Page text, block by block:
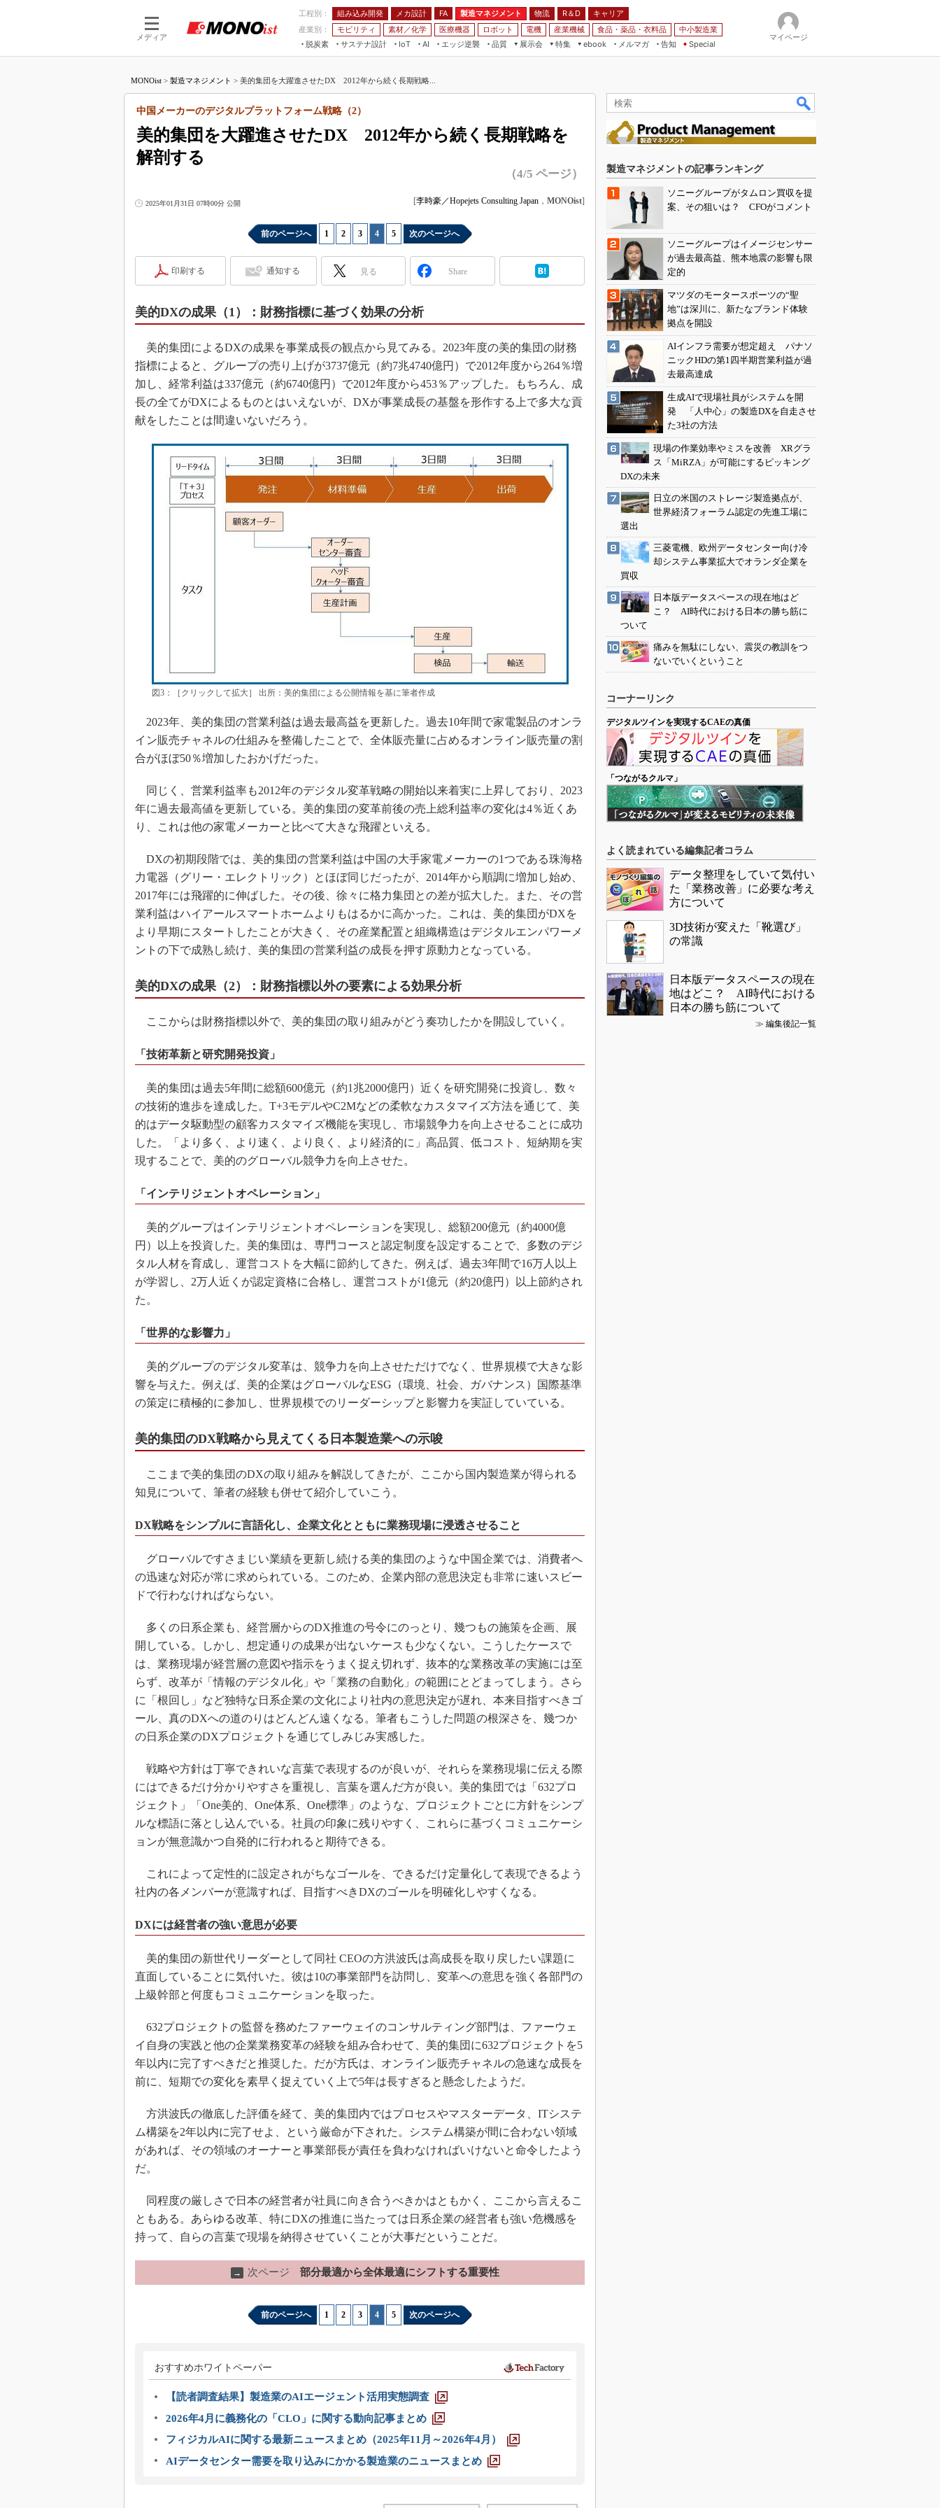
メディア
工程別： 組み込み開発 メカ設計 FA 製造マネジメント 物流 R＆D
キャリア
産業別：
モビリティ 素材／化学 医療機器 ロボット 電機 産業機械 食品・薬品・衣料品
中小製造業
脱炭素
サステナ設計
IoT
つながる工場
AI
AI×設備保全
エッジ逆襲 品質
展示会
JIMTOF
IIFES
TECHNO-FRONTIER
スマート工場EXPO
日本ものづくりワールド
AUTOMOTIVE WORLD
産業オープンネット展
特集
つながるクルマ
フィールドサービス
Windows Embedded
ISO26262
3Dプリンタ
デジタルツインとCAE
S＆OP
インダストリー4.0
イノベーション
メイドインジャパン
知財マネジメント
ebook
モビリティ
メルマガ
告知 Special
マイページ
MONOist > 製造マネジメント > 美的集団を大躍進させたDX 2012年から続く長期戦略...
美的集団を大躍進させたDX 2012年から続く長期戦略を
解剖する
中国メーカーのデジタルプラットフォーム戦略（2）
（4/5 ページ）
2025年01月31日 07時00分 公開 [李時豪／Hopejets Consulting Japan ， MONOist]
前のページへ 1 2 3 4 5 次のページへ
印刷する 通知する 見る Share
美的DXの成果（1）：財務指標に基づく効果の分析
美的集団によるDXの成果を事業成長の観点から見てみる。2023年度の美的集団の財務
指標によると、グループの売り上げが3737億元（約7兆4740億円）で2012年度から264％増
加し、経常利益は337億元（約6740億円）で2012年度から453％アップした。もちろん、成
長の全てがDXによるものとはいえないが、DXが事業成長の基盤を形作する上で多大な貢
献をしたことは間違いないだろう。
図3：［クリックして拡大］ 出所：美的集団による公開情報を基に筆者作成
2023年、美的集団の営業利益は過去最高益を更新した。過去10年間で家電製品のオンラ
イン販売チャネルの仕組みを整備したことで、全体販売量に占めるオンライン販売量の割
合がほぼ50％増加したおかげだった。
同じく、営業利益率も2012年のデジタル変革戦略の開始以来着実に上昇しており、2023
年に過去最高値を更新している。美的集団の変革前後の売上総利益率の変化は4％近くあ
り、これは他の家電メーカーと比べて大きな飛躍といえる。
DXの初期段階では、美的集団の営業利益は中国の大手家電メーカーの1つである珠海格
力電器（グリー・エレクトリック）とほぼ同じだったが、2014年から順調に増加し始め、
2017年には飛躍的に伸ばした。その後、徐々に格力集団との差が拡大した。また、その営
業利益はハイアールスマートホームよりもはるかに高かった。これは、美的集団がDXを
より早期にスタートしたことが大きく、その産業配置と組織構造はデジタルエンパワーメ
ントの下で成熟し続け、美的集団の営業利益の成長を押す原動力となっている。
美的DXの成果（2）：財務指標以外の要素による効果分析
ここからは財務指標以外で、美的集団の取り組みがどう奏功したかを開設していく。
「技術革新と研究開発投資」
美的集団は過去5年間に総額600億元（約1兆2000億円）近くを研究開発に投資し、数々
の技術的進歩を達成した。T+3モデルやC2Mなどの柔軟なカスタマイズ方法を通じて、美
的はデータ駆動型の顧客カスタマイズ機能を実現し、市場競争力を向上させることに成功
した。「より多く、より速く、より良く、より経済的に」高品質、低コスト、短納期を実
現することで、美的のグローバル競争力を向上させた。
「インテリジェントオペレーション」
美的グループはインテリジェントオペレーションを実現し、総額200億元（約4000億
円）以上を投資した。美的集団は、専門コースと認定制度を設定することで、多数のデジ
タル人材を育成し、運営コストを大幅に節約してきた。例えば、過去3年間で16万人以上
が学習し、2万人近くが認定資格に合格し、運営コストが1億元（約20億円）以上節約され
た。
「世界的な影響力」
美的グループのデジタル変革は、競争力を向上させただけでなく、世界規模で大きな影
響を与えた。例えば、美的企業はグローバルなESG（環境、社会、ガバナンス）国際基準
の策定に積極的に参加し、世界規模でのリーダーシップと影響力を実証していている。
美的集団のDX戦略から見えてくる日本製造業への示唆
ここまで美的集団のDXの取り組みを解説してきたが、ここから国内製造業が得られる
知見について、筆者の経験も併せて紹介していこう。
DX戦略をシンプルに言語化し、企業文化とともに業務現場に浸透させること
グローバルですさまじい業績を更新し続ける美的集団のような中国企業では、消費者へ
の迅速な対応が常に求められている。このため、企業内部の意思決定も非常に速いスビー
ドで行わなければならない。
多くの日系企業も、経営層からのDX推進の号令にのっとり、幾つもの施策を企画、展
開している。しかし、想定通りの成果が出ないケースも少なくない。こうしたケースで
は、業務現場が経営層の意図や指示をうまく捉え切れず、抜本的な業務改革の実施には至
らず、改革が「情報のデジタル化」や「業務の自動化」の範囲にとどまってしまう。さら
に「根回し」など独特な日系企業の文化により社内の意思決定が遅れ、本来目指すべきゴ
ール、真のDXへの道のりはどんどん遠くなる。筆者もこうした問題の根深さを、幾つか
の日系企業のDXプロジェクトを通じてしみじみ実感した。
戦略や方針は丁寧できれいな言葉で表現するのが良いが、それらを業務現場に伝える際
にはできるだけ分かりやすさを重視し、言葉を選んだ方が良い。美的集団では「632プロ
ジェクト」「One美的、One体系、One標準」のような、プロジェクトごとに方針をシンプ
ルな標語に落とし込んでいる。社員の印象に残りやすく、これらに基づくコミュニケーシ
ョンが無意識かつ自発的に行われると期待できる。
これによって定性的に設定されがちなゴールを、できるだけ定量化して表現できるよう
社内の各メンバーが意識すれば、目指すべきDXのゴールを明確化しやすくなる。
DXには経営者の強い意思が必要
美的集団の新世代リーダーとして同社 CEOの方洪波氏は高成長を取り戻したい課題に
直面していることに気付いた。彼は10の事業部門を訪問し、変革への意思を強く各部門の
上級幹部と何度もコミュニケーションを取った。
632プロジェクトの監督を務めたファーウェイのコンサルティング部門は、ファーウェ
イ自身の実践と他の企業業務変革の経験を組み合わせて、美的集団に632プロジェクトを5
年以内に完了すべきだと推奨した。だが方氏は、オンライン販売チャネルの急速な成長を
前に、短期での変化を素早く捉えていく上で5年は長すぎると懸念したようだ。
方洪波氏の徹底した評価を経て、美的集団内ではプロセスやマスターデータ、ITシステ
ム構築を2年以内に完了せよ、という厳命が下された。システム構築が間に合わない領域
があれば、その領域のオーナーと事業部長が責任を負わなければいけないと命令したよう
だ。
同程度の厳しさで日本の経営者が社員に向き合うべきかはともかく、ここから言えるこ
ともある。あらゆる改革、特にDXの推進に当たっては日系企業の経営者も強い危機感を
持って、自らの言葉で現場を納得させていくことが大事だということだ。
→ 次ページ 部分最適から全体最適にシフトする重要性
前のページへ 1 2 3 4 5 次のページへ
おすすめホワイトペーパー
【読者調査結果】製造業のAIエージェント活用実態調査
2026年4月に義務化の「CLO」に関する動向記事まとめ
フィジカルAIに関する最新ニュースまとめ（2025年11月～2026年4月）
AIデータセンター需要を取り込みにかかる製造業のニュースまとめ
製造マネジメントの記事ランキング
ソニーグループがタムロン買収を提
案、その狙いは？ CFOがコメント
ソニーグループはイメージセンサー
が過去最高益、熊本地震の影響も限
定的
マツダのモータースポーツの“聖
地”は深川に、新たなブランド体験
拠点を開設
AIインフラ需要が想定超え パナソ
ニックHDの第1四半期営業利益が過
去最高達成
生成AIで現場社員がシステムを開
発 「人中心」の製造DXを自走させ
た3社の方法
現場の作業効率やミスを改善 XRグラ
ス「MiRZA」が可能にするピッキング
DXの未来
日立の米国のストレージ製造拠点が、
世界経済フォーラム認定の先進工場に
選出
三菱電機、欧州データセンター向け冷
却システム事業拡大でオランダ企業を
買収
日本版データスペースの現在地はど
こ？ AI時代における日本の勝ち筋に
ついて
痛みを無駄にしない、震災の教訓をつ
ないでいくということ
コーナーリンク
デジタルツインを実現するCAEの真価
「つながるクルマ」
よく読まれている編集記者コラム
データ整理をしていて気付い
た「業務改善」に必要な考え
方について
3D技術が変えた「靴選び」
の常識
日本版データスペースの現在
地はどこ？ AI時代における
日本の勝ち筋について
≫ 編集後記一覧